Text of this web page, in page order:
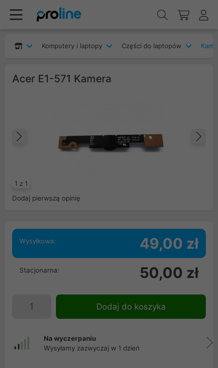
Komputery i laptopy Części do laptopów
Acer E1-571 Kamera
1 z 1
Poprzedni
Dodaj pierwszą opinię
Wysyłkowa: 49,00 zł
Stacjonarna: 50,00 zł
Dodaj do koszyka
Na wyczerpaniu
Wysyłamy zazwyczaj w 1 dzień